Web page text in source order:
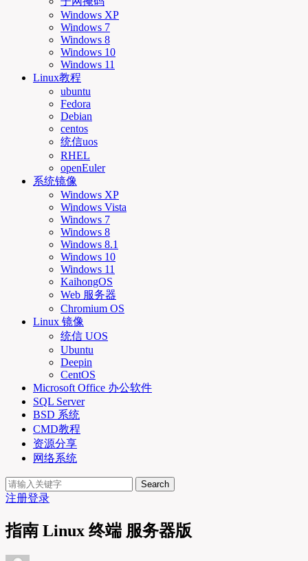
Windows XP
Windows 7
Windows 8
Windows 10
Windows 11
Linux教程
ubuntu
Fedora
Debian
centos
统信uos
RHEL
openEuler
系统镜像
Windows XP
Windows Vista
Windows 7
Windows 8
Windows 8.1
Windows 10
Windows 11
KaihongOS
Web 服务器
Chromium OS
Linux 镜像
统信 UOS
Ubuntu
Deepin
CentOS
Microsoft Office 办公软件
SQL Server
BSD 系统
CMD教程
资源分享
网络系统
Search
注册登录
指南 Linux 终端 服务器版